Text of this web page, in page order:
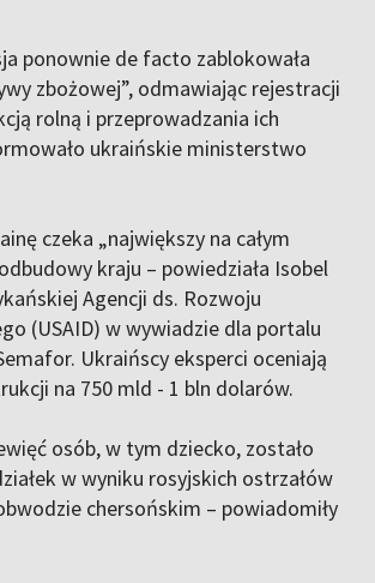
ponownie de facto zablokowała
zbożowej”, odmawiając rejestracji
rolną i przeprowadzania ich
ukraińskie ministerstwo
czeka „największy na całym
kraju – powiedziała Isobel
Agencji ds. Rozwoju
(USAID) w wywiadzie dla portalu
Ukraińscy eksperci oceniają
na 750 mld - 1 bln dolarów.
osób, w tym dziecko, zostało
w wyniku rosyjskich ostrzałów
chersońskim – powiadomiły